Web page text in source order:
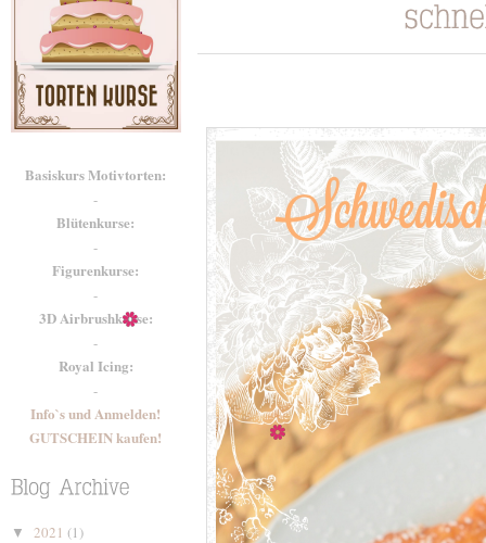
Basiskurs Motivtorten:
-
Blütenkurse:
-
Figurenkurse:
-
3D Airbrushkurse:
-
Royal Icing:
-
Info`s und Anmelden!
GUTSCHEIN kaufen!
▼ 2021 (1)